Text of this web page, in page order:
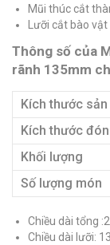
Mũi thúc cắt
Lưỡi cắt bào vật
Thông số của
rãnh 135mm
Kích thước sản
Kích thước
Khối lượng
Số lượng món
Chiều dài tổng
Chiều dài lưỡi: